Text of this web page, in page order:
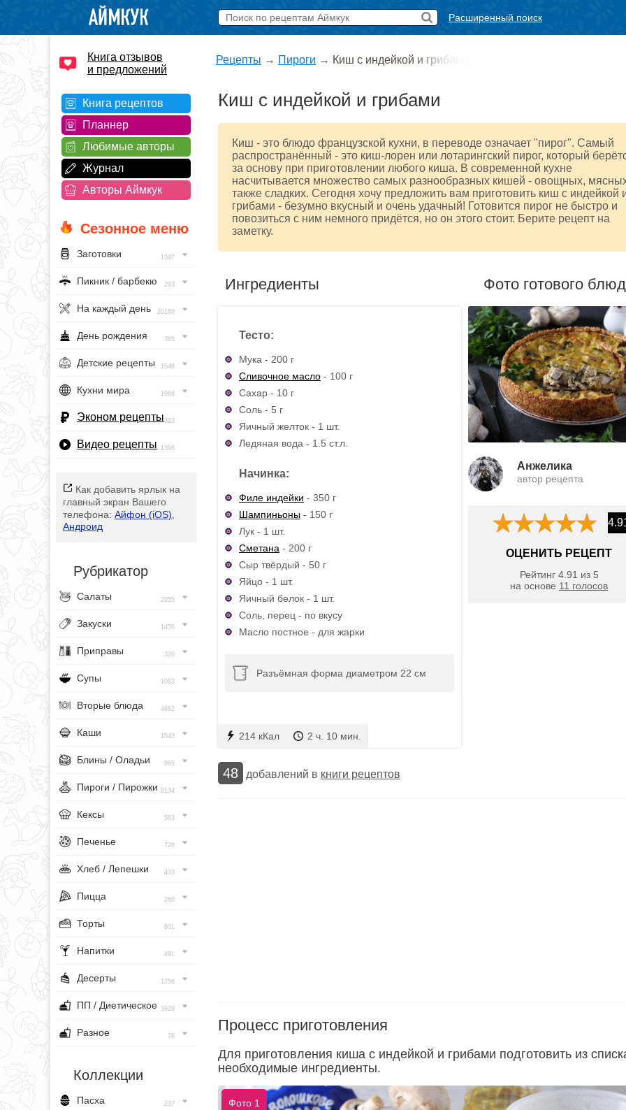
Расширенный поиск
Книга отзывов
и предложений
Книга рецептов
Планнер
Любимые авторы
Журнал
Авторы Аймкук
Сезонное меню
Заготовки 1347
Пикник / барбекю 293
На каждый день 20160
День рождения 385
Детские рецепты 1548
Кухни мира 1968
Эконом рецепты393
Видео рецепты 1396
Как добавить ярлык на
главный экран Вашего
телефона: Айфон (iOS)
Андроид
Рубрикатор
Салаты 2955
Закуски 1456
Приправы 320
Супы 1083
Вторые блюда 4682
Каши 1543
Блины / Оладьи 965
Пироги / Пирожки 2134
Кексы 563
Печенье 728
Хлеб / Лепешки 433
Пицца 260
Торты 801
Напитки 491
Десерты 1256
ПП / Диетическое 3929
Разное 76
Коллекции
Пасха 237
Рецепты → Пироги → Киш с индейкой и грибами
Киш с индейкой и грибами
Киш - это блюдо французской кухни, в переводе означает "пирог". Самый
распространённый - это киш-лорен или лотарингский пирог, который
за основу при приготовлении любого киша. В современной кухне
насчитывается множество самых разнообразных кишей - овощных,
также сладких. Сегодня хочу предложить вам приготовить киш с индейкой
грибами - безумно вкусный и очень удачный! Готовится пирог не быстро и
повозиться с ним немного придётся, но он этого стоит. Берите рецепт на
заметку.
Ингредиенты
Тесто:
Мука - 200 г
Сливочное масло - 100 г
Сахар - 10 г
Соль - 5 г
Яичный желток - 1 шт.
Ледяная вода - 1.5 ст.л.
Начинка:
Филе индейки - 350 г
Шампиньоны - 150 г
Лук - 1 шт.
Сметана - 200 г
Сыр твёрдый - 50 г
Яйцо - 1 шт.
Яичный белок - 1 шт.
Соль, перец - по вкусу
Масло постное - для жарки
Разъёмная форма диаметром 22 см
214 кКал 2 ч. 10 мин.
Фото готового
Анжелика
автор рецепта
ОЦЕНИТЬ РЕЦЕПТ
Рейтинг 4.91 из 5
на основе 11 голосов
48 добавлений в книги рецептов
Процесс приготовления
Для приготовления киша с индейкой и грибами подготовить из
необходимые ингредиенты.
Фото 1